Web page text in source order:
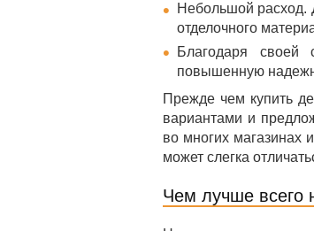
Небольшой расход.
отделочного
Благодаря своей
повышенную
Прежде чем купить
вариантами и
во многих магазинах
может слегка
Чем лучше всего